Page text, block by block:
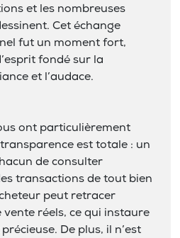
et les nombreuses
Cet échange
fut un moment fort,
fondé sur la
et l’audace.
ont particulièrement
est totale : un
de consulter
transactions de tout bien
peut retracer
vente réels, ce qui instaure
De plus, il n’est